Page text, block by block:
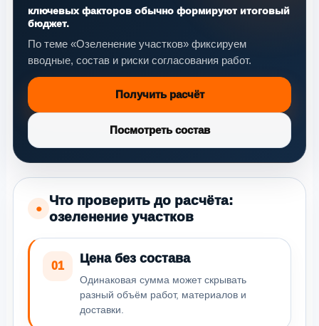
ключевых факторов обычно формируют итоговый
бюджет.
По теме «Озеленение участков» фиксируем
вводные, состав и риски согласования работ.
Получить расчёт
Посмотреть состав
●
Что проверить до расчёта:
озеленение участков
01
Цена без состава
Одинаковая сумма может скрывать
разный объём работ, материалов и
доставки.